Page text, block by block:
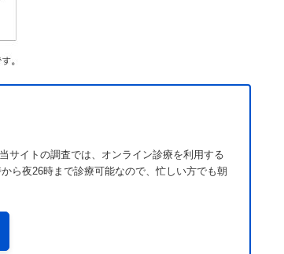
サイトの調査では、オンライン診療を利用する
ら夜26時まで診療可能なので、忙しい方でも朝